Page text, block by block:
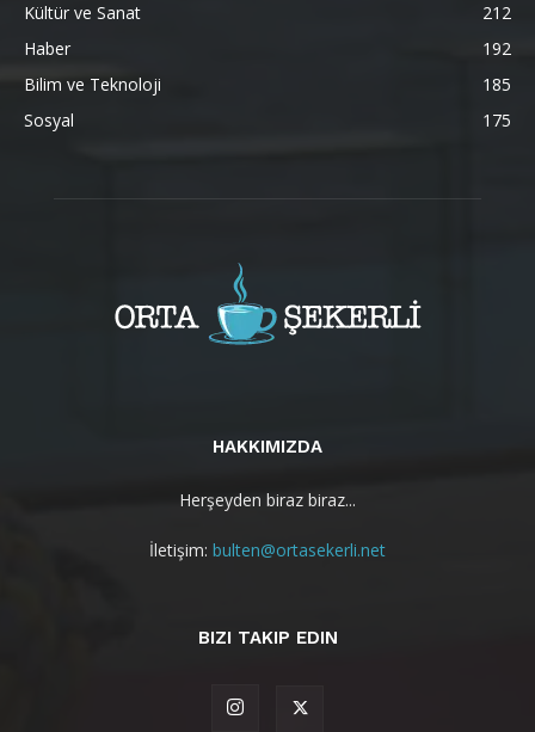
Kültür ve Sanat
212
Haber
192
Bilim ve Teknoloji
185
Sosyal
175
HAKKIMIZDA
Herşeyden biraz biraz...
İletişim: bulten@ortasekerli.net
BIZI TAKIP EDIN